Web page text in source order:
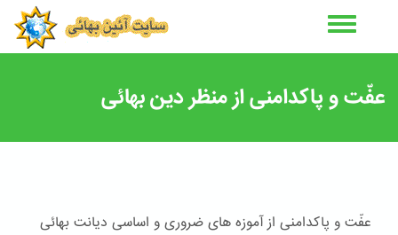
عفّت و پاکدامنی از منظر دین بهائی
عفّت و پاکدامنی از آموزه های ضروری و اساسی دیانت بهائی